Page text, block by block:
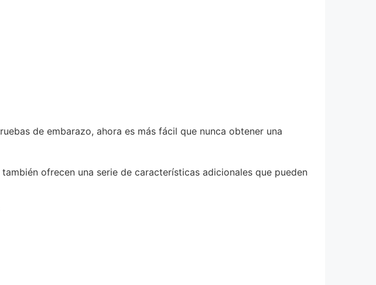
de embarazo, ahora es más fácil que nunca obtener una
ofrecen una serie de características adicionales que pueden